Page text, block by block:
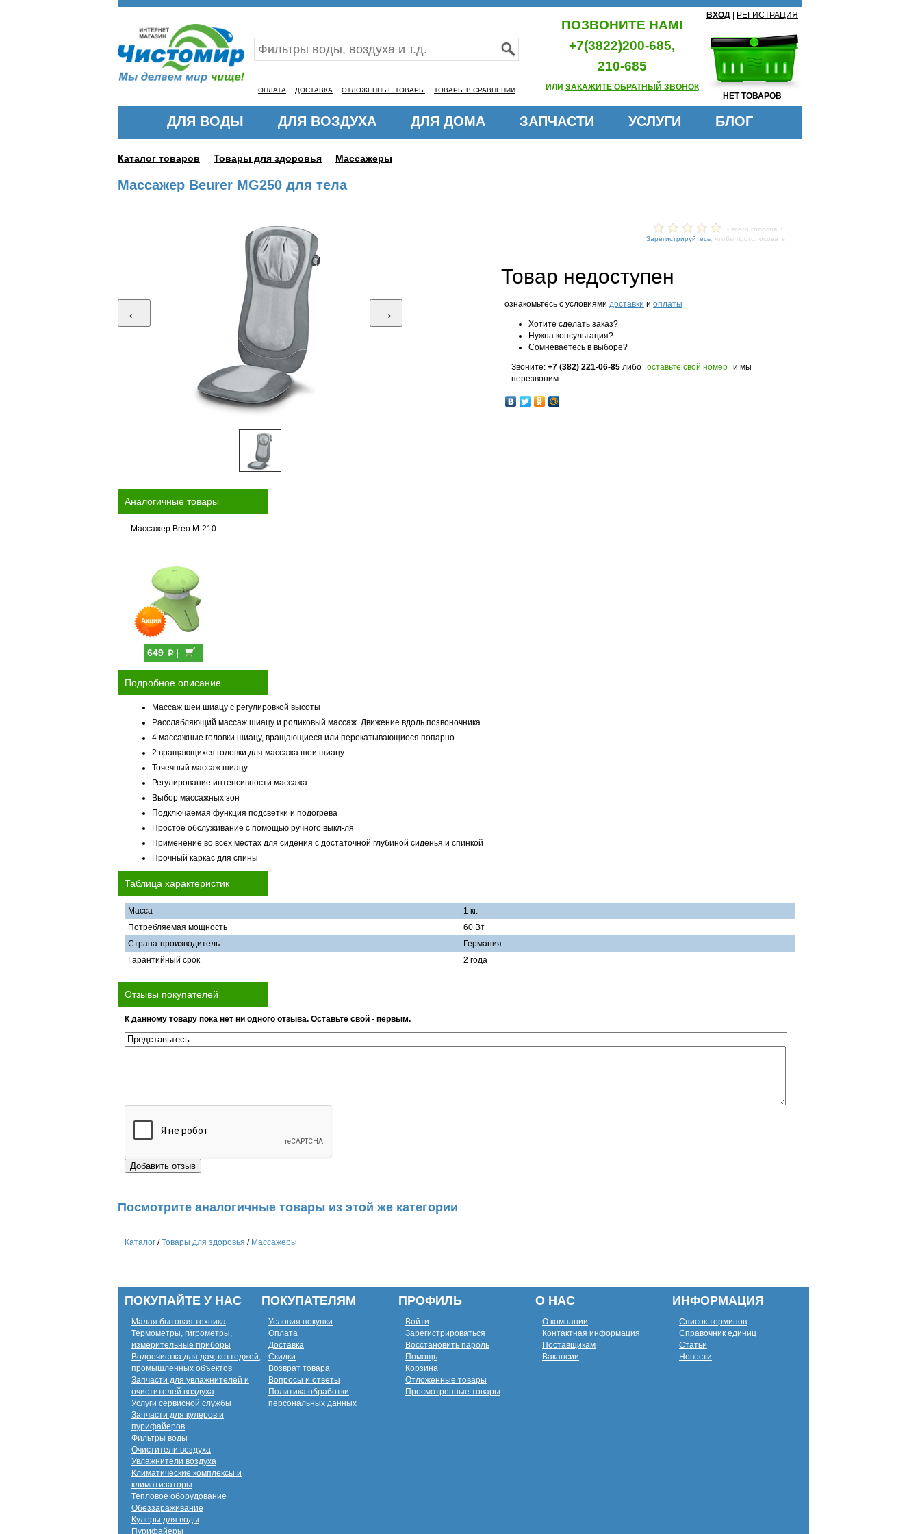
ОПЛАТА ДОСТАВКА ОТЛОЖЕННЫЕ ТОВАРЫ ТОВАРЫ В СРАВНЕНИИ
ПОЗВОНИТЕ НАМ!
+7(3822)200-685,
210-685
ИЛИ ЗАКАЖИТЕ ОБРАТНЫЙ ЗВОНОК
ВХОД РЕГИСТРАЦИЯ
НЕТ ТОВАРОВ
ДЛЯ ВОДЫ ДЛЯ ВОЗДУХА ДЛЯ ДОМА ЗАПЧАСТИ УСЛУГИ БЛОГ
Каталог товаров Товары для здоровья Массажеры
Массажер Beurer MG250 для тела
← →
- всего голосов: 0
Зарегистрируйтесь , чтобы проголосовать
Товар недоступен
ознакомьтесь с условиями доставки и оплаты
Хотите сделать заказ?
Нужна консультация?
Сомневаетесь в выборе?
Звоните: +7 (382) 221-06-85 либо оставьте свой номер и мы
перезвоним.
Аналогичные товары
Массажер Breo M-210
649 p|
Подробное описание
Массаж шеи шиацу с регулировкой высоты
Расслабляющий массаж шиацу и роликовый массаж. Движение вдоль позвоночника
4 массажные головки шиацу, вращающиеся или перекатывающиеся попарно
2 вращающихся головки для массажа шеи шиацу
Точечный массаж шиацу
Регулирование интенсивности массажа
Выбор массажных зон
Подключаемая функция подсветки и подогрева
Простое обслуживание с помощью ручного выкл-ля
Применение во всех местах для сидения с достаточной глубиной сиденья и спинкой
Прочный каркас для спины
Таблица характеристик
Масса
1 кг.
Потребляемая мощность
60 Вт
Страна-производитель
Германия
Гарантийный срок
2 года
Отзывы покупателей
К данному товару пока нет ни одного отзыва. Оставьте свой - первым.
Посмотрите аналогичные товары из этой же категории
Каталог /Товары для здоровья / Массажеры
ПОКУПАЙТЕ У НАС
Малая бытовая техника
Термометры, гигрометры,
измерительные приборы
Водоочистка для дач, коттеджей,
промышленных объектов
Запчасти для увлажнителей и
очистителей воздуха
Услуги сервисной службы
Запчасти для кулеров и
пурифайеров
Фильтры воды
Очистители воздуха
Увлажнители воздуха
Климатические комплексы и
климатизаторы
Тепловое оборудование
Обеззараживание
Кулеры для воды
Пурифайеры
ПОКУПАТЕЛЯМ
Условия покупки
Оплата
Доставка
Скидки
Возврат товара
Вопросы и ответы
Политика обработки
персональных данных
ПРОФИЛЬ
Войти
Зарегистрироваться
Восстановить пароль
Помощь
Корзина
Отложенные товары
Просмотренные товары
О НАС
О компании
Контактная информация
Поставщикам
Вакансии
ИНФОРМАЦИЯ
Список терминов
Справочник единиц
Статьи
Новости